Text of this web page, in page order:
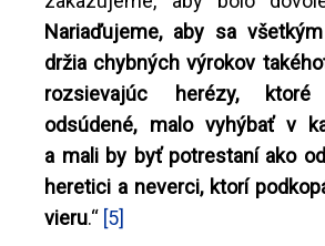
Nariaďujeme, aby sa
držia chybných výrokov
rozsievajúc herézy,
odsúdené, malo vyhýbať v
a mali by byť potrestaní ako
heretici a neverci, ktorí
vieru.“ [5]